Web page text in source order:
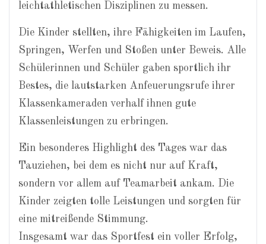
leichtathletischen Disziplinen zu messen.
Die Kinder stellten, ihre Fähigkeiten im Laufen,
Springen, Werfen und Stoßen unter Beweis. Alle
Schülerinnen und Schüler gaben sportlich ihr
Bestes, die lautstarken Anfeuerungsrufe ihrer
Klassenkameraden verhalf ihnen gute
Klassenleistungen zu erbringen.
Ein besonderes Highlight des Tages war das
Tauziehen, bei dem es nicht nur auf Kraft,
sondern vor allem auf Teamarbeit ankam. Die
Kinder zeigten tolle Leistungen und sorgten für
eine mitreißende Stimmung.
Insgesamt war das Sportfest ein voller Erfolg,